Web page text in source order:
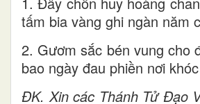
tấm bia vàng ghi ngàn năm
2. Gươm sắc bén vung cho
bao ngày đau phiền nơi
ĐK. Xin các Thánh Tử Đạo